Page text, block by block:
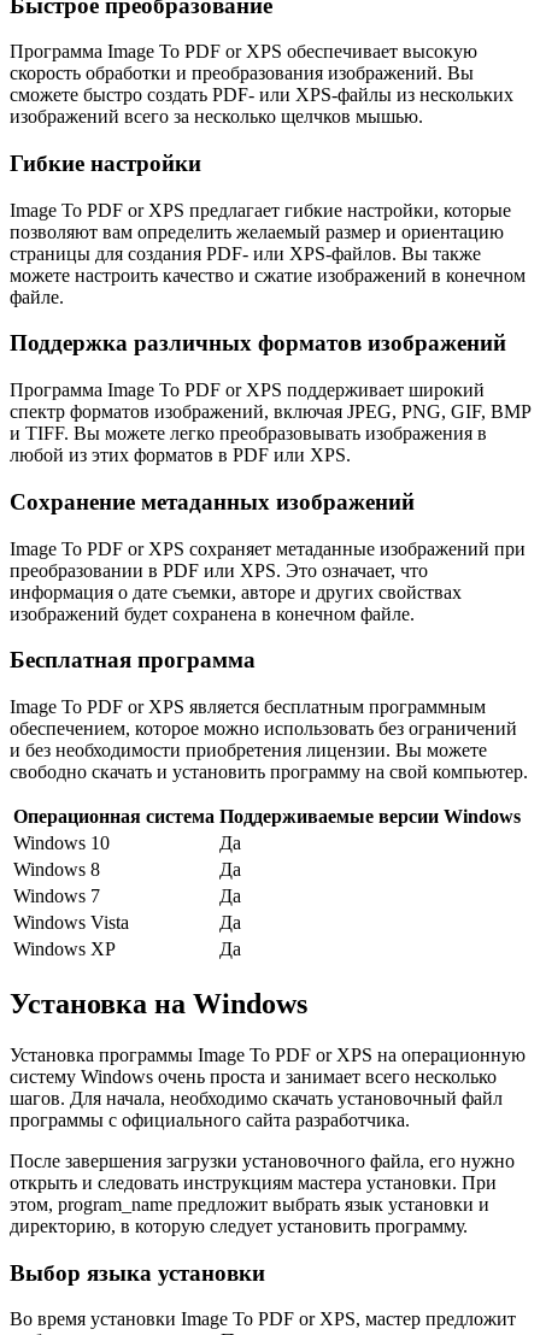
Программа Image To PDF or XPS обеспечивает высокую
скорость обработки и преобразования изображений. Вы
сможете быстро создать PDF- или XPS-файлы из нескольких
изображений всего за несколько щелчков мышью.
Гибкие настройки
Image To PDF or XPS предлагает гибкие настройки, которые
позволяют вам определить желаемый размер и ориентацию
страницы для создания PDF- или XPS-файлов. Вы также
можете настроить качество и сжатие изображений в конечном
файле.
Поддержка различных форматов изображений
Программа Image To PDF or XPS поддерживает широкий
спектр форматов изображений, включая JPEG, PNG, GIF, BMP
и TIFF. Вы можете легко преобразовывать изображения в
любой из этих форматов в PDF или XPS.
Сохранение метаданных изображений
Image To PDF or XPS сохраняет метаданные изображений при
преобразовании в PDF или XPS. Это означает, что
информация о дате съемки, авторе и других свойствах
изображений будет сохранена в конечном файле.
Бесплатная программа
Image To PDF or XPS является бесплатным программным
обеспечением, которое можно использовать без ограничений
и без необходимости приобретения лицензии. Вы можете
свободно скачать и установить программу на свой компьютер.
Операционная система Поддерживаемые версии Windows
Windows 10
Да
Windows 8
Да
Windows 7
Да
Windows Vista
Да
Windows XP
Да
Установка на Windows
Установка программы Image To PDF or XPS на операционную
систему Windows очень проста и занимает всего несколько
шагов. Для начала, необходимо скачать установочный файл
программы с официального сайта разработчика.
После завершения загрузки установочного файла, его нужно
открыть и следовать инструкциям мастера установки. При
этом, program_name предложит выбрать язык установки и
директорию, в которую следует установить программу.
Выбор языка установки
Во время установки Image To PDF or XPS, мастер предложит